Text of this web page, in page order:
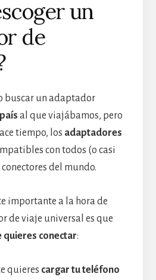
un
de
buscar un adaptador
al que viajábamos, pero
tiempo, los adaptadores
con todos (o casi
del mundo.
importante a la hora de
de viaje universal es que
quieres conectar:
quieres cargar tu teléfono